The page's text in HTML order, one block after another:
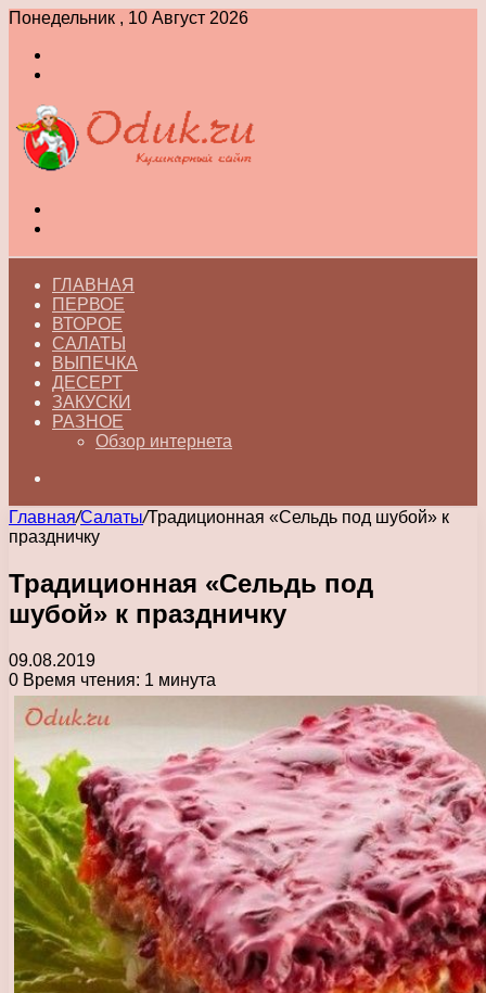
Понедельник , 10 Август 2026
ГЛАВНАЯ
ПЕРВОЕ
ВТОРОЕ
САЛАТЫ
ВЫПЕЧКА
ДЕСЕРТ
ЗАКУСКИ
РАЗНОЕ
Обзор интернета
Главная/Салаты/Традиционная «Сельдь под шубой» к
праздничку
Традиционная «Сельдь под
шубой» к праздничку
09.08.2019
0 Время чтения: 1 минута